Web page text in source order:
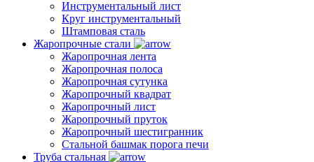
Инструментальный лист
Круг инструментальный
Штамповая сталь
Жаропрочные стали
Жаропрочная лента
Жаропрочная полоса
Жаропрочная сутунка
Жаропрочный квадрат
Жаропрочный лист
Жаропрочный пруток
Жаропрочный шестигранник
Стальной башмак порога печи
Труба стальная